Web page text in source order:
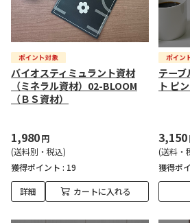
バイオスティミュラント資材
（ミネラル資材）02-BLOOM
（ＢＳ資材）
1,980円
(送料別・税込)
獲得ポイント : 19
詳細 カートに入れる
テーブ
ト ピ
3,150
(送料・
獲得ポ